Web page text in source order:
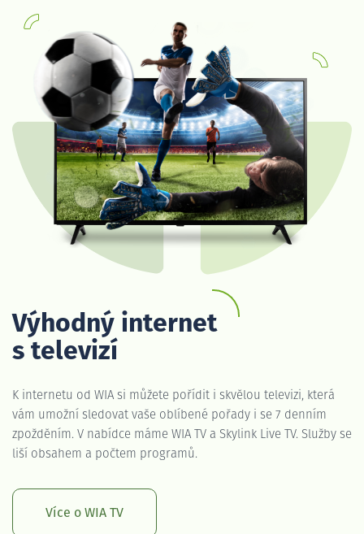
Výhodný internet
s televizí
K internetu od WIA si můžete pořídit i skvělou televizi, která
vám umožní sledovat vaše oblíbené pořady i se 7 denním
zpožděním. V nabídce máme WIA TV a Skylink Live TV. Služby se
liší obsahem a počtem programů.
Více o WIA TV